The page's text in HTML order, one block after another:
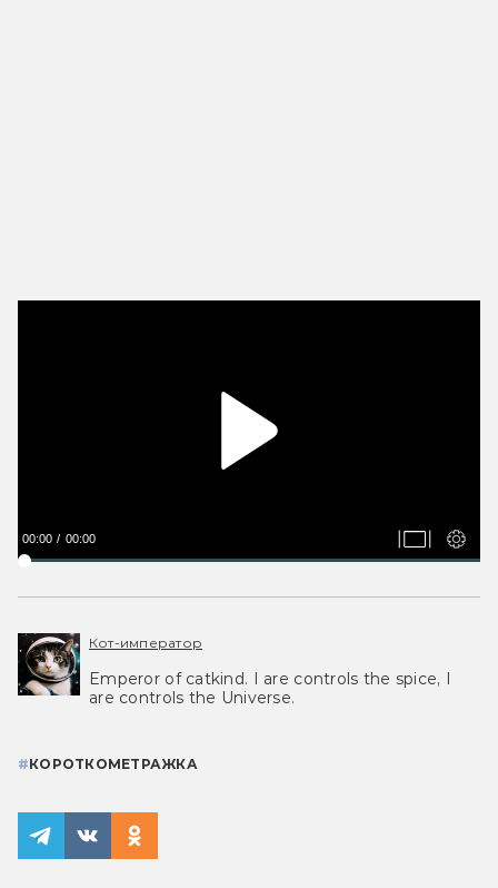
00:00 00:00
Кот-император
Emperor of catkind. I are controls the spice, I
are controls the Universe.
#КОРОТКОМЕТРАЖКА